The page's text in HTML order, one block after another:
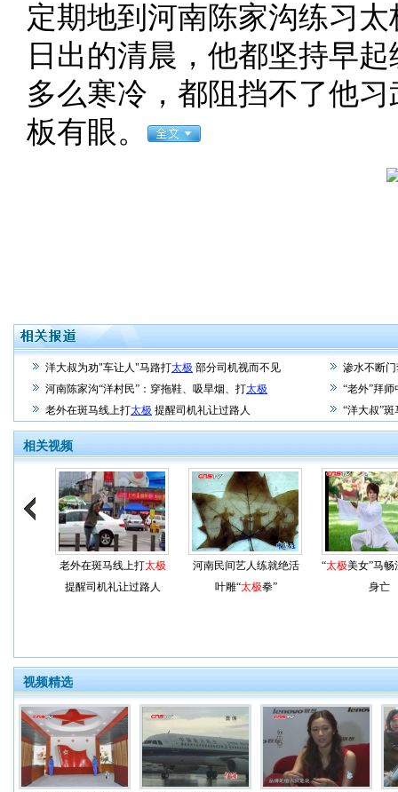
定期地到河南陈家沟练习
日出的清晨，他都坚持早
多么寒冷，都阻挡不了他
板有眼。
洋大叔为劝"车让人"马路打太极 部分司机视而不见
渗水不断
河南陈家沟“洋村民”：穿拖鞋、吸旱烟、打太极
“老外”拜师
老外在斑马线上打太极 提醒司机礼让过路人 “洋大叔”
相关视频
老外在斑马线上打太极
提醒司机礼让过路人
河南民间艺人练就绝活
叶雕“太极拳”
“太极美女”马畅
身亡
视频精选